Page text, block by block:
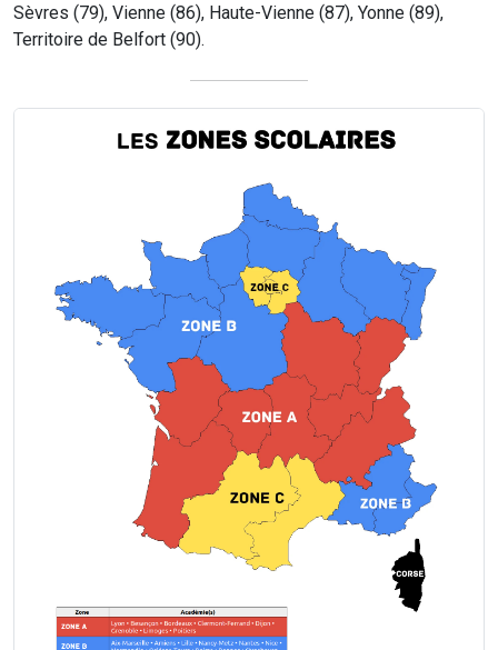
Sèvres (79), Vienne (86), Haute-Vienne (87), Yonne (89),
Territoire de Belfort (90).